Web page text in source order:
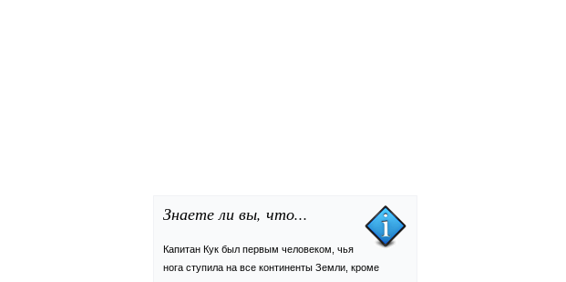
Знаете ли вы, что...
Капитан Кук был первым человеком, чья
нога ступила на все континенты Земли, кроме